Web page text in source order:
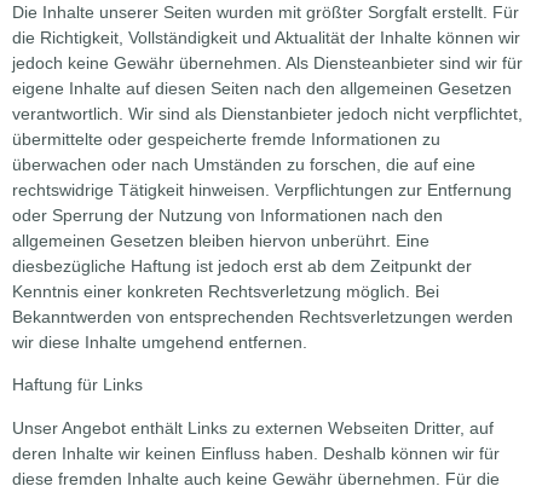
Die Inhalte unserer Seiten wurden mit größter Sorgfalt erstellt. Für
die Richtigkeit, Vollständigkeit und Aktualität der Inhalte können wir
jedoch keine Gewähr übernehmen. Als Diensteanbieter sind wir für
eigene Inhalte auf diesen Seiten nach den allgemeinen Gesetzen
verantwortlich. Wir sind als Dienstanbieter jedoch nicht verpflichtet,
übermittelte oder gespeicherte fremde Informationen zu
überwachen oder nach Umständen zu forschen, die auf eine
rechtswidrige Tätigkeit hinweisen. Verpflichtungen zur Entfernung
oder Sperrung der Nutzung von Informationen nach den
allgemeinen Gesetzen bleiben hiervon unberührt. Eine
diesbezügliche Haftung ist jedoch erst ab dem Zeitpunkt der
Kenntnis einer konkreten Rechtsverletzung möglich. Bei
Bekanntwerden von entsprechenden Rechtsverletzungen werden
wir diese Inhalte umgehend entfernen.
Haftung für Links
Unser Angebot enthält Links zu externen Webseiten Dritter, auf
deren Inhalte wir keinen Einfluss haben. Deshalb können wir für
diese fremden Inhalte auch keine Gewähr übernehmen. Für die